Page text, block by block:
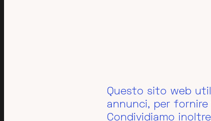
Questo sito web
annunci, per
Condividiamo